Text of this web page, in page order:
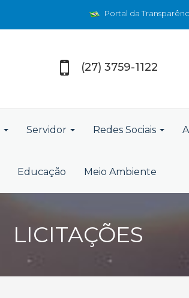
Portal da
(27) 3759-1122
Servidor Redes Sociais
Educação Meio Ambiente
LICITAÇÕES